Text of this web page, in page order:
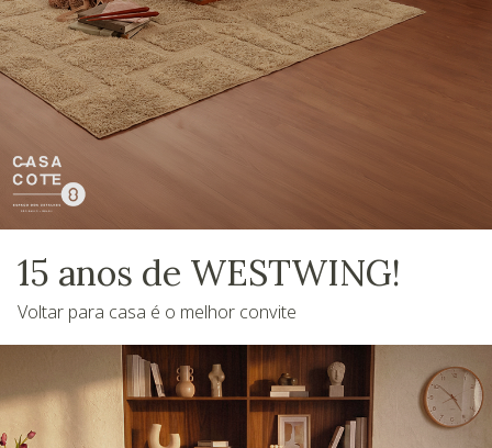
15 anos de WESTWING!
Voltar para casa é o melhor convite